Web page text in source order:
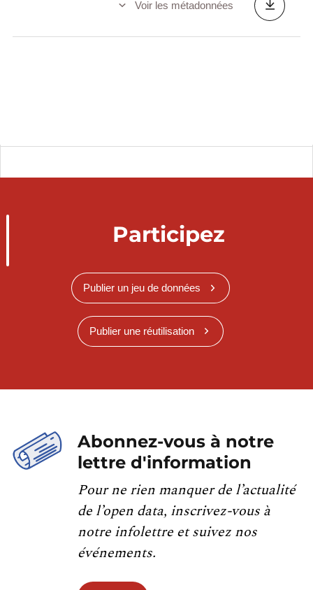
Voir les métadonnées
Participez
Publier un jeu de données
Publier une réutilisation
Abonnez-vous à notre
lettre d'information
Pour ne rien manquer de l’actualité
de l’open data, inscrivez-vous à
notre infolettre et suivez nos
événements.